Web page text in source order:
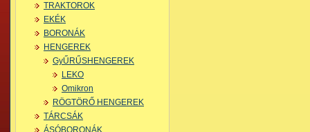
TRAKTOROK
EKÉK
BORONÁK
HENGEREK
GyŰRŰSHENGEREK
LEKO
Omikron
RÖGTÖRŐ HENGEREK
TÁRCSÁK
ÁSÓBORONÁK